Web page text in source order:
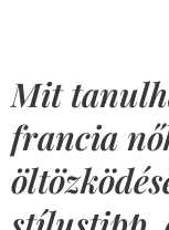
Mit
francia